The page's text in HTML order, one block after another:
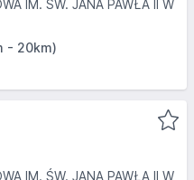
IM. ŚW. JANA PAWŁA II W
- 20km)
IM. ŚW. JANA PAWŁA II W